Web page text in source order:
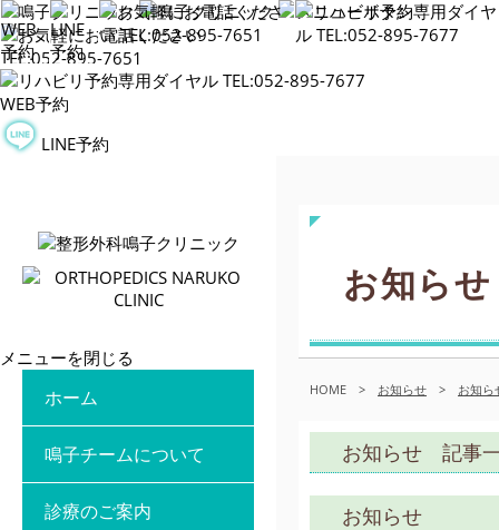
WEB予約
LINE予約
メニューを閉じる
ホーム
鳴子チームについて
診療のご案内
お知らせ
HOME > お知らせ > お知ら
お知らせ 記事
お知らせ